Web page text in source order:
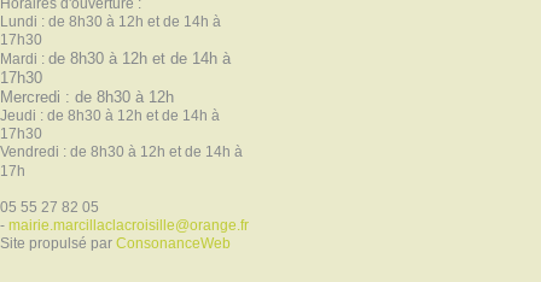
Horaires d'ouverture :
Lundi : de 8h30 à 12h et de 14h à
17h30
Mardi : de 8h30 à 12h et de 14h à
17h30
Mercredi : de 8h30 à 12h
Jeudi : de 8h30 à 12h et de 14h à
17h30
Vendredi : de 8h30 à 12h et de 14h à
17h
05 55 27 82 05
- mairie.marcillaclacroisille@orange.fr
Site propulsé par ConsonanceWeb